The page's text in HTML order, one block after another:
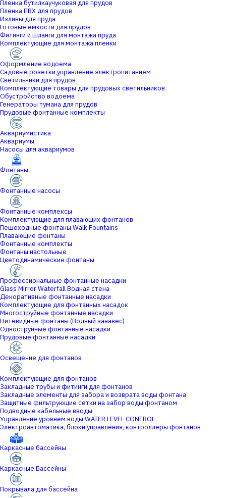
Пленка бутилкаучуковая для прудов
Пленка ПВХ для прудов
Изливы для пруда
Готовые емкости для прудов
Фитинги и шланги для монтажа пруда
Комплектующие для монтажа пленки
Оформление водоема
Садовые розетки,управление электропитанием
Светильники для прудов
Комплектующие товары для прудовых светильников
Обустройство водоема
Генераторы тумана для прудов
Прудовые фонтанные комплекты
Аквариумистика
Аквариумы
Насосы для аквариумов
Фонтаны
Фонтанные насосы
Фонтанные комплексы
Комплектующие для плавающих фонтанов
Пешеходные фонтаны Walk Fountains
Плавающие фонтаны
Фонтанные комплекты
Фонтаны настольные
Цветодинамические фонтаны
Профессиональные фонтанные насадки
Glass Mirror Waterfall Водная стена
Декоративные фонтанные насадки
Комплектующие для фонтанных насадок
Многоструйные фонтанные насадки
Нитевидные фонтаны (Водный занавес)
Одноструйные фонтанные насадки
Прудовые фонтанные насадки
Освещение для фонтанов
Комплектующие для фонтанов
Закладные трубы и фитинги для фонтанов
Закладные элементы для забора и возврата воды фонтана
Защитные фильтрующие сетки на забор воды фонтаном
Подводные кабельные вводы
Управление уровнем воды WATER LEVEL CONTROL
Электроавтоматика, блоки управления, контроллеры фонтанов
Каркасные бассейны
Каркасные Бассейны
Покрывала для бассейна